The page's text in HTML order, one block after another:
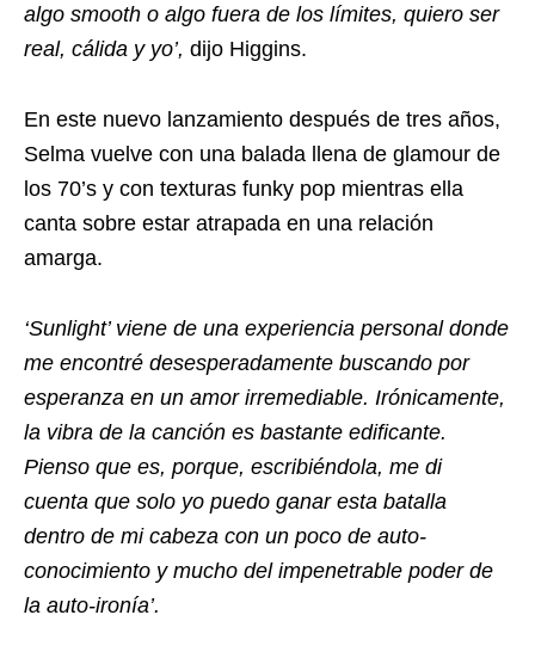
algo smooth o algo fuera de los límites, quiero ser
real, cálida y yo’, dijo Higgins.
En este nuevo lanzamiento después de tres años,
Selma vuelve con una balada llena de glamour de
los 70’s y con texturas funky pop mientras ella
canta sobre estar atrapada en una relación
amarga.
‘Sunlight’ viene de una experiencia personal donde
me encontré desesperadamente buscando por
esperanza en un amor irremediable. Irónicamente,
la vibra de la canción es bastante edificante.
Pienso que es, porque, escribiéndola, me di
cuenta que solo yo puedo ganar esta batalla
dentro de mi cabeza con un poco de auto-
conocimiento y mucho del impenetrable poder de
la auto-ironía’.